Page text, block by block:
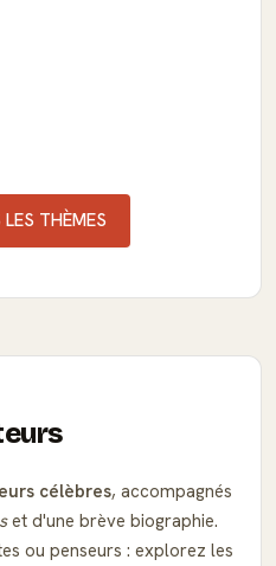
THÈMES
célèbres, accompagnés
et d'une brève biographie.
ou penseurs : explorez les